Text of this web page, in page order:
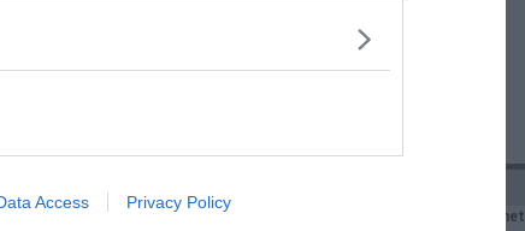
Access Privacy Policy
RUBRICHE
IL NETWORK QuiNews.net